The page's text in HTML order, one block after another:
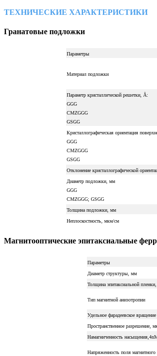
ТЕХНИЧЕСКИЕ ХАРАКТЕРИСТИКИ
Гранатовые подложки
Параметры
Материал подложки
Параметр кристаллической решетки, Å:
GGG
CMZGGG
GSGG
Кристаллографическая ориентация
GGG
CMZGGG
GSGG
Отклонение кристаллографической
Диаметр подложки, мм
GGG
CMZGGG; GSGG
Толщина подложки, мм
Неплоскостность, мкм/см
Магнитооптические эпитаксиальные
Параметры
Диаметр структуры, мм
Толщина эпитаксиальной
Тип магнитной анизотропии
Удельное фарадеевское
Пространственное разрешение,
Намагниченность
Напряженность поля